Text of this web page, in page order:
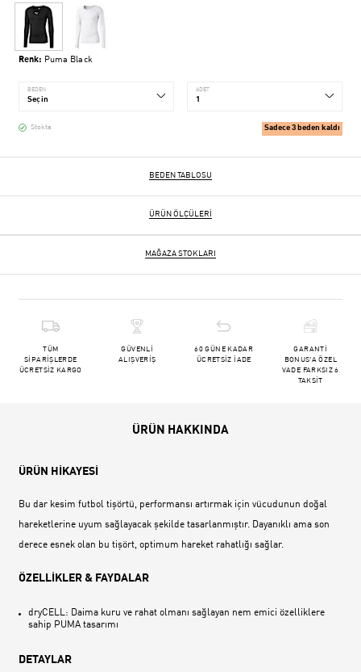
Renk: Puma Black
BEDEN ADET
Stokta Sadece 3 beden kaldı
BEDEN TABLOSU
ÜRÜN ÖLÇÜLERI
MAĞAZA STOKLARI
TÜM
SİPARİŞLERDE
ÜCRETSİZ KARGO
GÜVENLİ
ALIŞVERİŞ
60 GÜNE KADAR
ÜCRETSİZ İADE
GARANTİ
BONUS'A ÖZEL
VADE FARKSIZ 6
TAKSİT
ÜRÜN HAKKINDA
ÜRÜN HİKAYESİ
Bu dar kesim futbol tişörtü, performansı artırmak için vücudunun doğal
hareketlerine uyum sağlayacak şekilde tasarlanmıştır. Dayanıklı ama son
derece esnek olan bu tişört, optimum hareket rahatlığı sağlar.
ÖZELLİKLER & FAYDALAR
dryCELL: Daima kuru ve rahat olmanı sağlayan nem emici özelliklere
sahip PUMA tasarımı
DETAYLAR